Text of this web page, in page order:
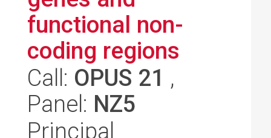
functional non-
coding regions
Call: OPUS 21 ,
Panel: NZ5
Principal